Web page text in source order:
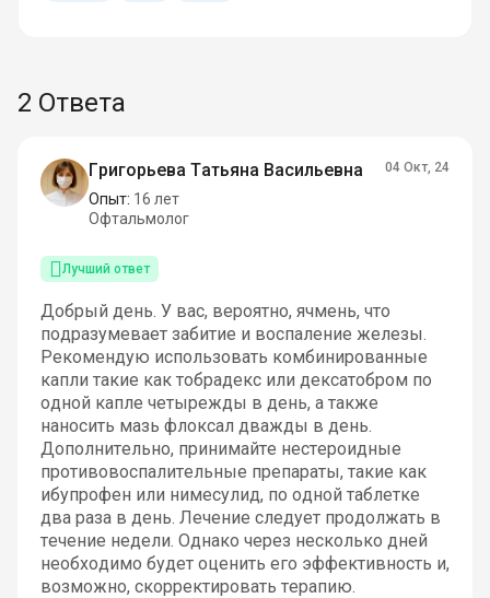
2 Ответа
Григорьева Татьяна Васильевна
Опыт: 16 лет
Офтальмолог
04 Окт, 24
Лучший ответ
Добрый день. У вас, вероятно, ячмень, что
подразумевает забитие и воспаление железы.
Рекомендую использовать комбинированные
капли такие как тобрадекс или дексатобром по
одной капле четырежды в день, а также
наносить мазь флоксал дважды в день.
Дополнительно, принимайте нестероидные
противовоспалительные препараты, такие как
ибупрофен или нимесулид, по одной таблетке
два раза в день. Лечение следует продолжать в
течение недели. Однако через несколько дней
необходимо будет оценить его эффективность и,
возможно, скорректировать терапию.